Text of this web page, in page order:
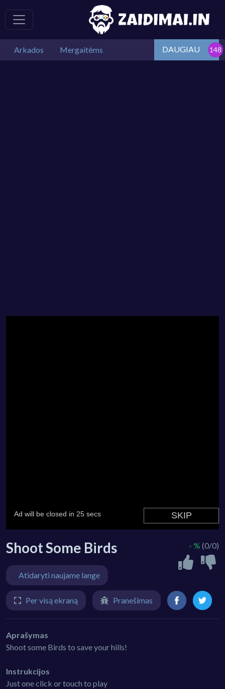
Arkados Mergaitėms DAUGIAU
Shoot Some Birds - % (0/0)
Atidaryti naujame lange
Per visą ekraną Pranešimas
Aprašymas
Shoot some Birds to save your hills!
Instrukcijos
Just one click or touch to play